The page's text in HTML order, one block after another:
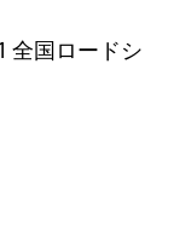
全国ロードシ